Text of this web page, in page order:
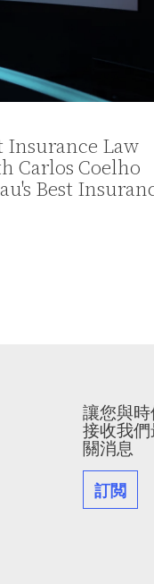
Insurance Law
Carlos Coelho
Best
讓您與
接收我
關消息
訂閲